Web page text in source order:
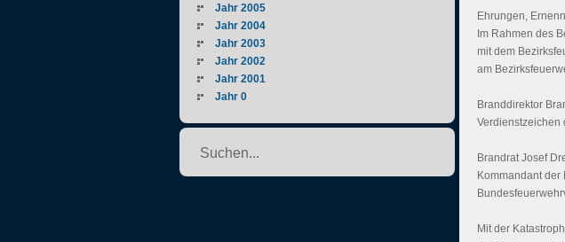
Ehrungen,
Im Rahmen des
mit dem
am
Branddirektor
Verdienstzeichen
Brandrat Josef
Kommandant
Mit der
Jahr 2005
Jahr 2004
Jahr 2003
Jahr 2002
Jahr 2001
Jahr 0